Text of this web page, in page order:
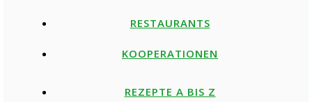
RESTAURANTS
KOOPERATIONEN
REZEPTE A BIS Z